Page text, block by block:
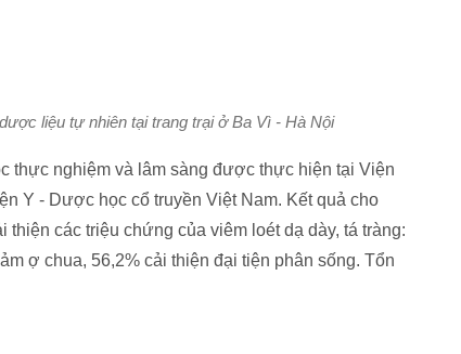
liệu tự nhiên tại trang trại ở Ba Vì - Hà Nội
thực nghiệm và lâm sàng được thực hiện tại Viện
Y - Dược học cổ truyền Việt Nam. Kết quả cho
các triệu chứng của viêm loét dạ dày, tá tràng:
ợ chua, 56,2% cải thiện đại tiện phân sống. Tổn